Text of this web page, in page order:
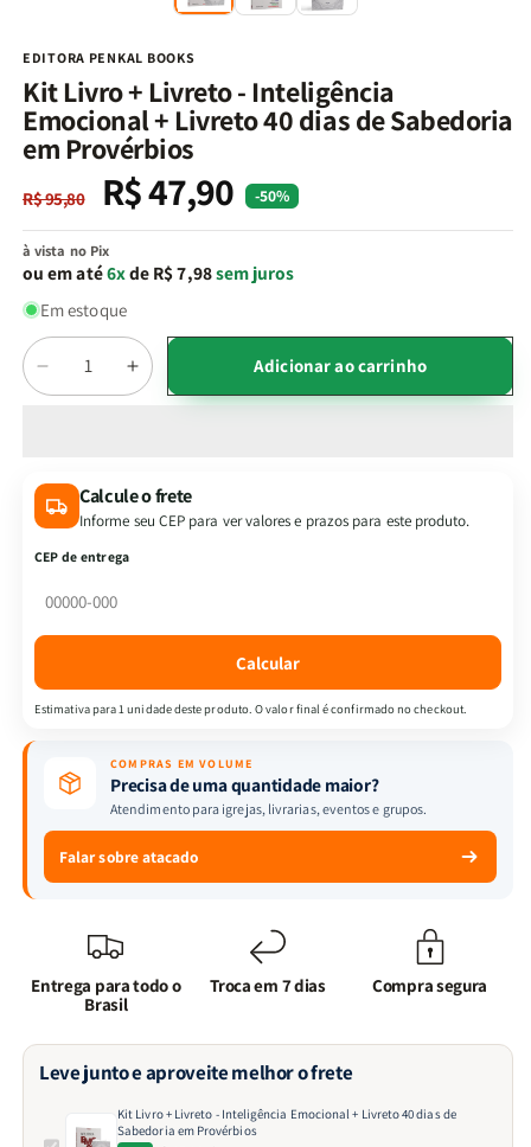
EDITORA PENKAL BOOKS
Kit Livro + Livreto - Inteligência
Emocional + Livreto 40 dias de Sabedoria
em Provérbios
Preço
normal
R$ 95,80
Preço
promocional
R$ 47,90 -50%
à vista no Pix
ou em até6xde R$ 7,98sem juros
Em estoque
Quantidade
Diminuir
a
Livro
+
Livreto
Inteligência
40
Sabedoria
em
Aumentar
a
Livro
+
40
Sabedoria
em
Provérbios
Adicionar ao carrinho
Calcule o frete
Informe seu CEP para ver valores e prazos para este produto.
CEP de entrega
Calcular
Estimativa para 1 unidade deste produto. O valor final é confirmado no checkout.
COMPRAS EM VOLUME
Precisa de uma quantidade maior?
Atendimento para igrejas, livrarias, eventos e grupos.
Falar sobre atacado
Entrega para todo o
Brasil
Troca em 7 dias Compra segura
Leve junto e aproveite melhor o frete
Kit Livro + Livreto - Inteligência Emocional + Livreto 40 dias de
Sabedoria em Provérbios